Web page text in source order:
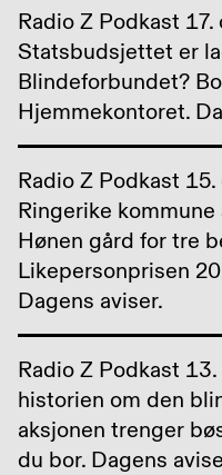
Radio Z Podkast
Statsbudsjettet er
Blindeforbundet?
Hjemmekontoret.
Radio Z Podkast
Ringerike
Hønen gård for tre
Likepersonprisen
Dagens aviser.
Radio Z Podkast
historien om den
aksjonen trenger
du bor. Dagens